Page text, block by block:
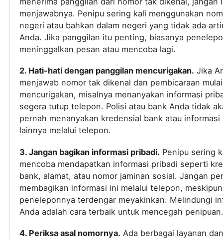
menjawabnya. Penipu sering kali menggunakan
negeri atau bahkan dalam negeri yang tidak ada
Anda. Jika panggilan itu penting, biasanya
meninggalkan pesan atau mencoba lagi.
2. Hati-hati dengan panggilan mencurigakan. Jika
menjawab nomor tak dikenal dan pembicaraan mulai
mencurigakan, misalnya menanyakan informasi
segera tutup telepon. Polisi atau bank Anda tidak
pernah menanyakan kredensial bank atau
lainnya melalui telepon.
3. Jangan bagikan informasi pribadi. Penipu sering
mencoba mendapatkan informasi pribadi seperti
bank, alamat, atau nomor jaminan sosial. Jangan
membagikan informasi ini melalui telepon, meskipun
peneleponnya terdengar meyakinkan. Melindungi
Anda adalah cara terbaik untuk mencegah penipuan.
4. Periksa asal nomornya. Ada berbagai layanan